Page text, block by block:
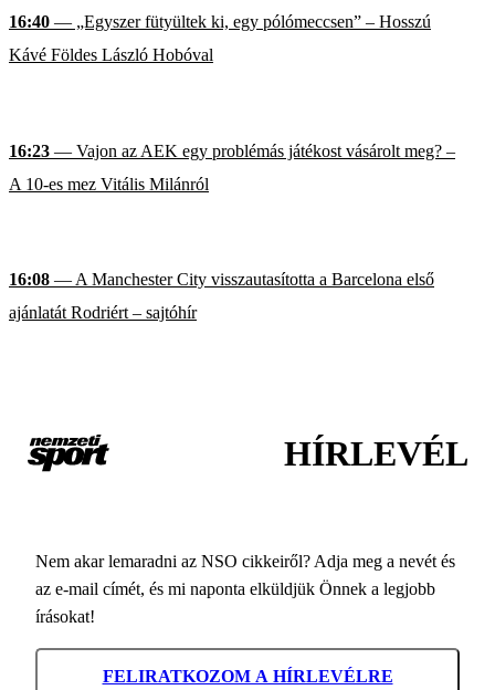
16:40 — „Egyszer fütyültek ki, egy pólómeccsen” – Hosszú
Kávé Földes László Hobóval
16:23 — Vajon az AEK egy problémás játékost vásárolt meg? –
A 10-es mez Vitális Milánról
16:08 — A Manchester City visszautasította a Barcelona első
ajánlatát Rodriért – sajtóhír
HÍRLEVÉL
Nem akar lemaradni az NSO cikkeiről? Adja meg a nevét és
az e-mail címét, és mi naponta elküldjük Önnek a legjobb
írásokat!
FELIRATKOZOM A HÍRLEVÉLRE